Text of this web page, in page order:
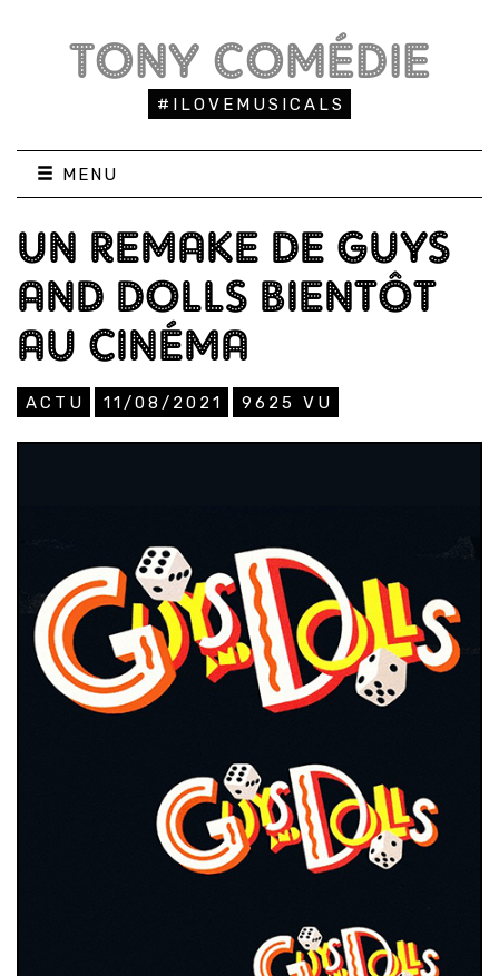
TONY COMÉDIE
#ILOVEMUSICALS
MENU
UN REMAKE DE GUYS
AND DOLLS BIENTÔT
AU CINÉMA
ACTU 11/08/2021 9625 VU